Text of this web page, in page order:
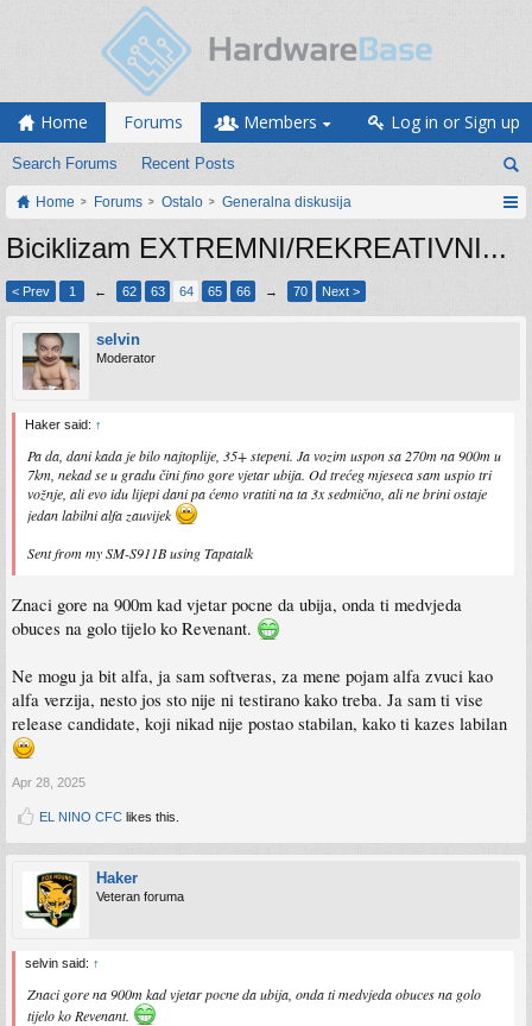
Home Forums
Search Forums Recent Posts
Members Log in or Sign up
Home Forums Ostalo Generalna diskusija
Biciklizam EXTREMNI/REKREATIVNI...
< Prev 1 ← 62 63 64 65 66 → 70 Next >
selvin
Moderator
Haker said: ↑
Pa da, dani kada je bilo najtoplije, 35+ stepeni. Ja vozim uspon sa 270m na 900m u
7km, nekad se u gradu čini fino gore vjetar ubija. Od trećeg mjeseca sam uspio tri
vožnje, ali evo idu lijepi dani pa ćemo vratiti na ta 3x sedmično, ali ne brini ostaje
jedan labilni alfa zauvijek
Sent from my SM-S911B using Tapatalk
Znaci gore na 900m kad vjetar pocne da ubija, onda ti medvjeda
obuces na golo tijelo ko Revenant.
Ne mogu ja bit alfa, ja sam softveras, za mene pojam alfa zvuci kao
alfa verzija, nesto jos sto nije ni testirano kako treba. Ja sam ti vise
release candidate, koji nikad nije postao stabilan, kako ti kazes labilan
Apr 28, 2025
EL NINO CFC likes this.
Haker
Veteran foruma
selvin said: ↑
Znaci gore na 900m kad vjetar pocne da ubija, onda ti medvjeda obuces na golo
tijelo ko Revenant.